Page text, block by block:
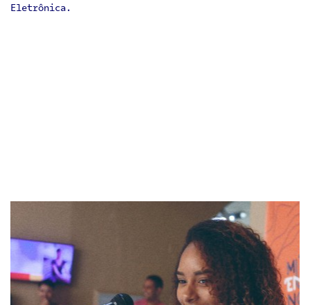
Eletrônica.